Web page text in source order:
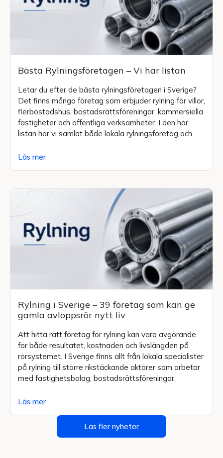
Bästa Rylningsföretagen – Vi har listan
Letar du efter de bästa rylningsföretagen i Sverige?
Det finns många företag som erbjuder rylning för villor,
flerbostadshus, bostadsrättsföreningar, kommersiella
fastigheter och offentliga verksamheter. I den här
listan har vi samlat både lokala rylningsföretag och
Läs mer
Rylning i Sverige – 39 företag som kan ge
gamla avloppsrör nytt liv
Att hitta rätt företag för rylning kan vara avgörande
för både resultatet, kostnaden och livslängden på
rörsystemet. I Sverige finns allt från lokala specialister
på rylning till större rikstäckande aktörer som arbetar
med fastighetsbolag, bostadsrättsföreningar,
Läs mer
Läs fler nyheter